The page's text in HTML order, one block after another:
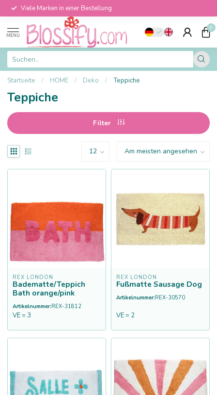
Viele Marken in einer Bestellung
MENU
0
Startseite / HOME / Deko / Teppiche
Teppiche
Filter
REX LONDON
Badematte/Teppich
Bath orange/pink
Artikelnummer:REX-31812
VE = 3
REX LONDON
Fußmatte Sausage Dog
Artikelnummer:REX-30570
VE = 2